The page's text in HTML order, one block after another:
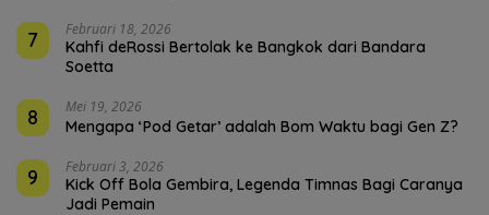
7 Februari 18, 2026
Kahfi deRossi Bertolak ke Bangkok dari Bandara
Soetta
8 Mei 19, 2026
Mengapa ‘Pod Getar’ adalah Bom Waktu bagi Gen Z?
9 Februari 3, 2026
Kick Off Bola Gembira, Legenda Timnas Bagi Caranya
Jadi Pemain